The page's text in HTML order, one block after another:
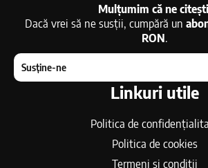
Mulțumim că ne
Dacă vrei să ne susții, cumpără un
RON.
Susține-ne
Linkuri utile
Politica de
Politica de cookies
Termeni si conditii